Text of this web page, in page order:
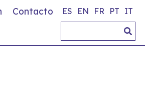
Contacto ES EN FR PT IT